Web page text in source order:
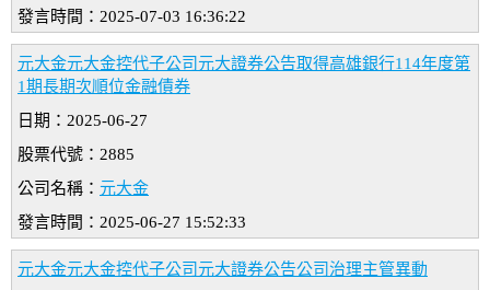
發言時間：2025-07-03 16:36:22
元大金元大金控代子公司元大證券公告取得高雄銀行114年度第
1期長期次順位金融債券
日期：2025-06-27
股票代號：2885
公司名稱： 元大金
發言時間：2025-06-27 15:52:33
元大金元大金控代子公司元大證券公告公司治理主管異動